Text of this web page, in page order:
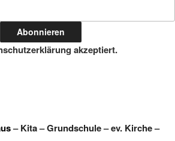
akzeptiert.
–Kita–Grundschule–ev. Kirche–